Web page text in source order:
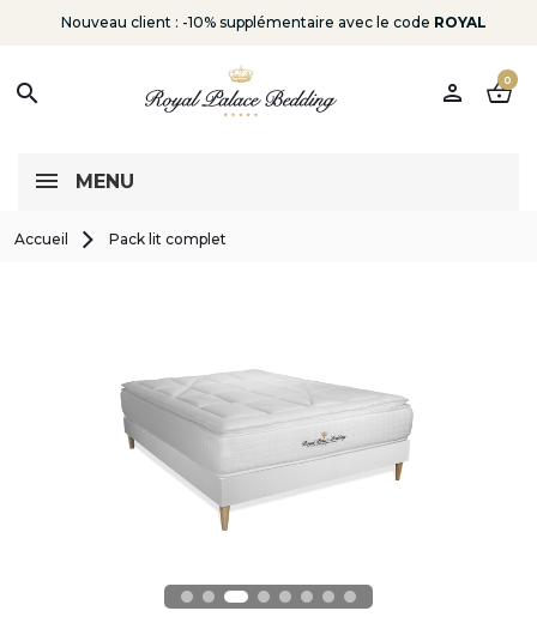
Nouveau client : -10% supplémentaire avec le codeROYAL
search person shopping_basket
0
MENU
Accueil Pack lit complet